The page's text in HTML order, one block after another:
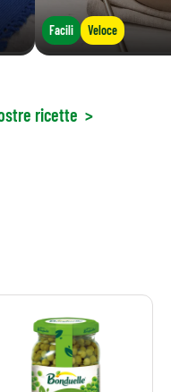
Facili Veloce
ricette >